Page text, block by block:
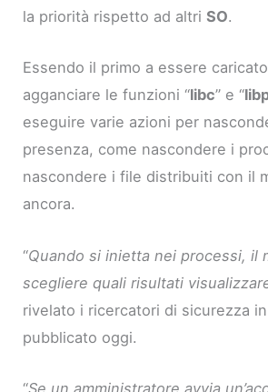
la priorità rispetto ad altriSO.
Essendo il primo a essere
agganciare le funzioni “libc” e “
eseguire varie azioni per
presenza, come nascondere i
nascondere i file distribuiti con il
ancora.
“Quando si inietta nei processi, il
scegliere quali risultati
rivelato i ricercatori di sicurezza
pubblicato oggi.
“Se un amministratore avvia